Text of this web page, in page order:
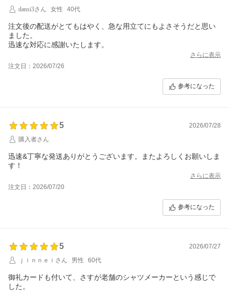
dansi3さん
女性 40代
注文後の配送がとてもはやく、急な用立てにもよさそうだと思い
ました。
迅速な対応に感謝いたします。
さらに表示
注文日：2026/07/26
参考になった
5
2026/07/28
購入者さん
迅速&丁寧な発送ありがとうございます。またよろしくお願いしま
す！
さらに表示
注文日：2026/07/20
参考になった
5
2026/07/27
ｊｉｎｎｅｉさん
男性 60代
御礼カードも付いて、さすが老舗のシャツメーカーという感じで
した。